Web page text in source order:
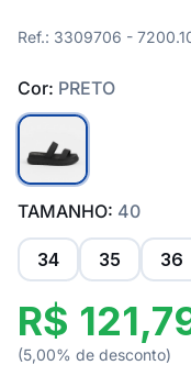
Ref.: 3309706 -
Cor: PRETO
TAMANHO: 40
34 35 36
R$
(5,00% de desconto)